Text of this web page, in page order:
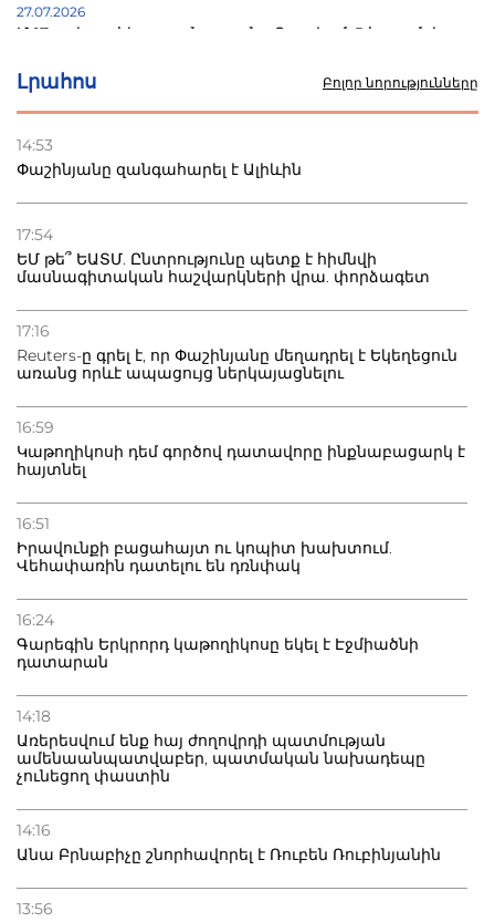
Լրահոս Բոլոր նորությունները
14:53
Փաշինյանը զանգահարել է Ալիևին
17:54
ԵՄ թե՞ ԵԱՏՄ. Ընտրությունը պետք է հիմնվի
մասնագիտական հաշվարկների վրա. փորձագետ
17:16
Reuters-ը գրել է, որ Փաշինյանը մեղադրել է Եկեղեցուն
առանց որևէ ապացույց ներկայացնելու
16:59
Կաթողիկոսի դեմ գործով դատավորը ինքնաբացարկ է
հայտնել
16:51
Իրավունքի բացահայտ ու կոպիտ խախտում.
Վեհափառին դատելու են դռնփակ
16:24
Գարեգին Երկրորդ կաթողիկոսը եկել է Էջմիածնի
դատարան
14:18
Առերեսվում ենք հայ ժողովրդի պատմության
ամենաանպատվաբեր, պատմական նախադեպը
չունեցող փաստին
14:16
Անա Բրնաբիչը շնորհավորել է Ռուբեն Ռուբինյանին
13:56
27.07.2026
Մ-17 աշխարհի առաջնությունը Բաքվում. 5 հայ ըմբիշ
22.07.2026
տուժածներ կան
21.07.2026
Դատվածություն ունեցող միգրանտներին կարգելվի
բնակվել Ռուսաստանում
20.07.2026
Բաքվի բանտից գեներալ Մանուկյանը դիմել է
Փաշինյանին